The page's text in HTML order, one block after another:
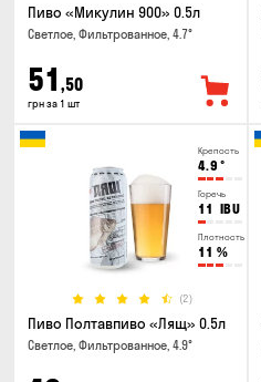
Пиво «Микулин 900» 0.5л
Светлое, Фильтрованное, 4.7°
51 ,50
грн за 1 шт
Крепость
4.9 °
Горечь
11 IBU
Плотность
11 %
(2)
Пиво Полтавпиво «Лящ» 0.5л
Светлое, Фильтрованное, 4.9°